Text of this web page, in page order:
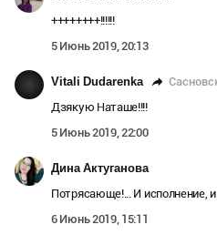
++++++++!!!!!!
5 Июнь 2019, 20:13
Vitali Dudarenka
Дзякую Наташе!!!!
5 Июнь 2019, 22:00
Дина Актуганова
Потрясающе!... И исполнение,
6 Июнь 2019, 15:11